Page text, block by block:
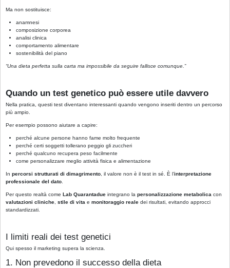
Ma non sostituisce:
anamnesi
composizione corporea
analisi clinica
comportamento alimentare
sostenibilità del piano
“Una dieta perfetta sulla carta ma impossibile da seguire fallisce comunque.”
Quando un test genetico può essere utile davvero
Nella pratica, questi test diventano interessanti quando vengono inseriti dentro un percorso
più ampio.
Per esempio possono aiutare a capire:
perché alcune persone hanno fame molto frequente
perché certi soggetti tollerano peggio gli zuccheri
perché qualcuno recupera peso facilmente
come personalizzare meglio attività fisica e alimentazione
In percorsi strutturati di dimagrimento , il valore non è il test in sé. È l’interpretazione
professionale del dato
Per questo realtà come Lab Quarantadue integrano la personalizzazione metabolica con
valutazioni cliniche stile di vita e monitoraggio reale dei risultati, evitando approcci
standardizzati.
I limiti reali dei test genetici
Qui spesso il marketing supera la scienza.
1. Non prevedono il successo della dieta